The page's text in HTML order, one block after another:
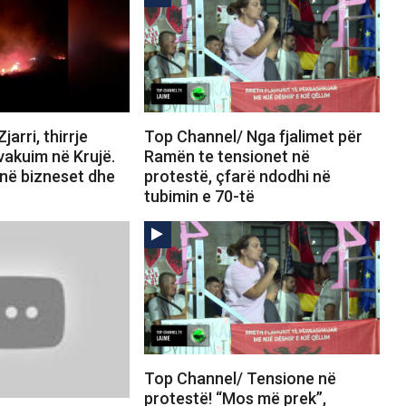
thirrje
në Krujë.
bizneset dhe
Top Channel/ Nga fjalimet për
Ramën te tensionet në
protestë, çfarë ndodhi në
tubimin e 70-të
Top Channel/ Tensione në
protestë! “Mos më prek”,